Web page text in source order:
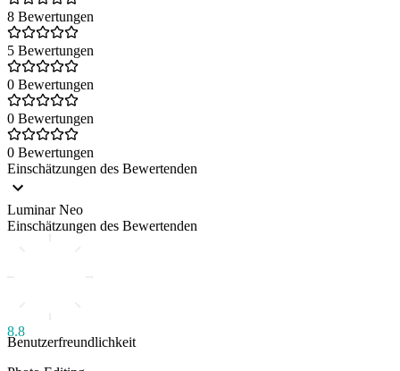
8 Bewertungen
5 Bewertungen
0 Bewertungen
0 Bewertungen
0 Bewertungen
Einschätzungen des Bewertenden
Luminar Neo
Einschätzungen des Bewertenden
8.8
Benutzerfreundlichkeit